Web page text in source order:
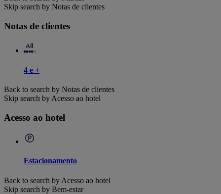
Skip search by Notas de clientes
Notas de clientes
4 e +
Back to search by Notas de clientes
Skip search by Acesso ao hotel
Acesso ao hotel
Estacionamento
Back to search by Acesso ao hotel
Skip search by Bem-estar